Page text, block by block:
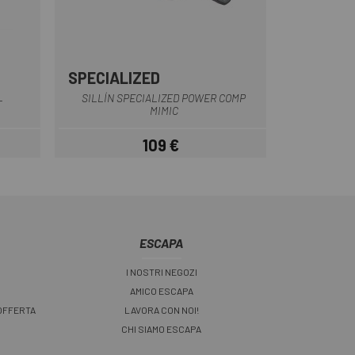
Nero
SPECIALIZED
SILLÍN SPECIALIZED POWER COMP
MIMIC
Prezzo
109 €
ESCAPA
I NOSTRI NEGOZI
AMICO ESCAPA
LAVORA CON NOI!
CHI SIAMO ESCAPA